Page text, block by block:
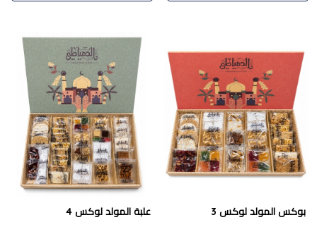
بوكس المولد لوكس 3 علبة المولد لوكس 4